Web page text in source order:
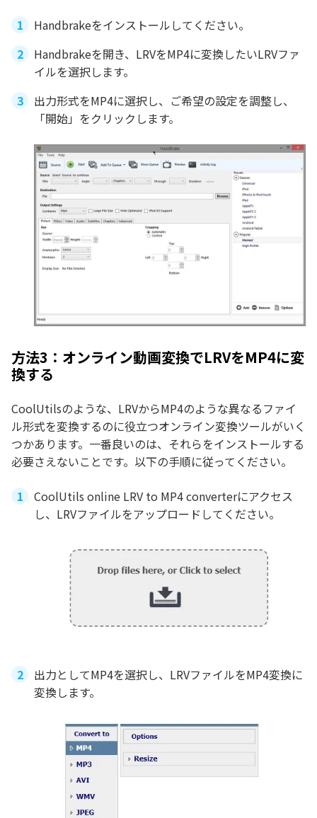
Handbrakeをインストールしてください。
Handbrakeを開き、LRVをMP4に変換したいLRVファ
イルを選択します。
出力形式をMP4に選択し、ご希望の設定を調整し、
「開始」をクリックします。
方法3：オンライン動画変換でLRVをMP4に変
換する
CoolUtilsのような、LRVからMP4のような異なるファイ
ル形式を変換するのに役立つオンライン変換ツールがいく
つかあります。一番良いのは、それらをインストールする
必要さえないことです。以下の手順に従ってください。
CoolUtils online LRV to MP4 converterにアクセス
し、LRVファイルをアップロードしてください。
出力としてMP4を選択し、LRVファイルをMP4変換に
変換します。